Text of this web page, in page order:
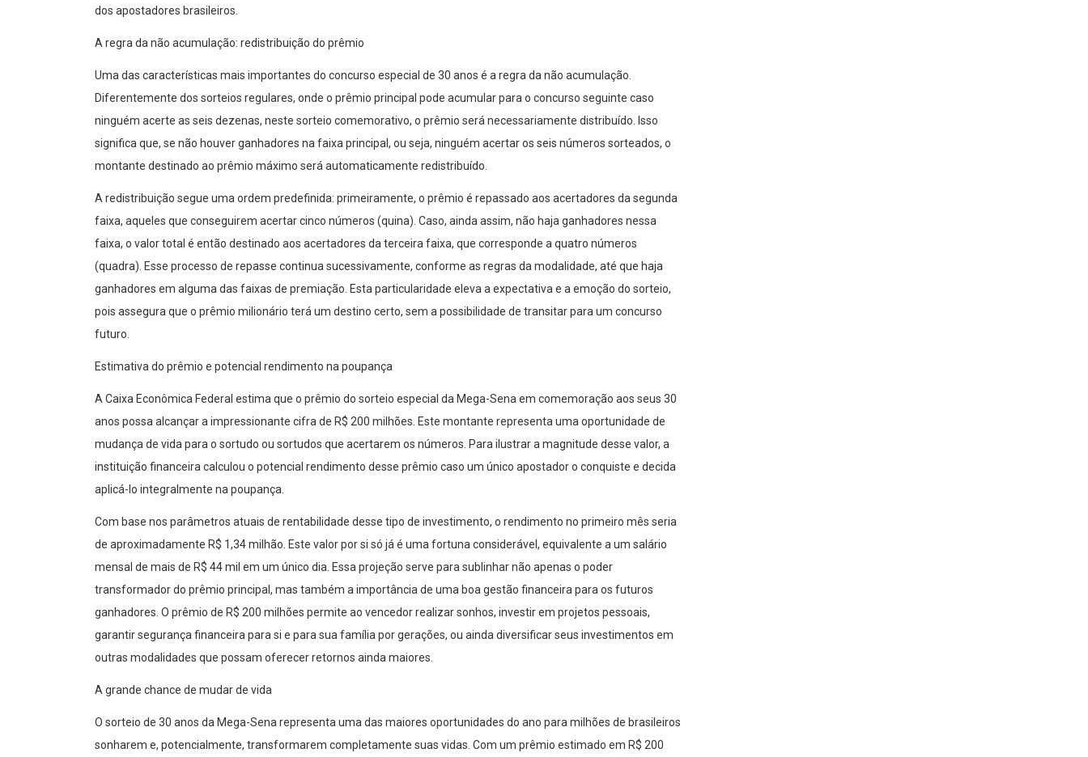
dos apostadores brasileiros.
A regra da não acumulação: redistribuição do prêmio
Uma das características mais importantes do concurso especial de 30 anos é a regra da não acumulação.
Diferentemente dos sorteios regulares, onde o prêmio principal pode acumular para o concurso seguinte caso
ninguém acerte as seis dezenas, neste sorteio comemorativo, o prêmio será necessariamente distribuído. Isso
significa que, se não houver ganhadores na faixa principal, ou seja, ninguém acertar os seis números sorteados, o
montante destinado ao prêmio máximo será automaticamente redistribuído.
A redistribuição segue uma ordem predefinida: primeiramente, o prêmio é repassado aos acertadores da segunda
faixa, aqueles que conseguirem acertar cinco números (quina). Caso, ainda assim, não haja ganhadores nessa
faixa, o valor total é então destinado aos acertadores da terceira faixa, que corresponde a quatro números
(quadra). Esse processo de repasse continua sucessivamente, conforme as regras da modalidade, até que haja
ganhadores em alguma das faixas de premiação. Esta particularidade eleva a expectativa e a emoção do sorteio,
pois assegura que o prêmio milionário terá um destino certo, sem a possibilidade de transitar para um concurso
futuro.
Estimativa do prêmio e potencial rendimento na poupança
A Caixa Econômica Federal estima que o prêmio do sorteio especial da Mega-Sena em comemoração aos seus 30
anos possa alcançar a impressionante cifra de R$ 200 milhões. Este montante representa uma oportunidade de
mudança de vida para o sortudo ou sortudos que acertarem os números. Para ilustrar a magnitude desse valor, a
instituição financeira calculou o potencial rendimento desse prêmio caso um único apostador o conquiste e decida
aplicá-lo integralmente na poupança.
Com base nos parâmetros atuais de rentabilidade desse tipo de investimento, o rendimento no primeiro mês seria
de aproximadamente R$ 1,34 milhão. Este valor por si só já é uma fortuna considerável, equivalente a um salário
mensal de mais de R$ 44 mil em um único dia. Essa projeção serve para sublinhar não apenas o poder
transformador do prêmio principal, mas também a importância de uma boa gestão financeira para os futuros
ganhadores. O prêmio de R$ 200 milhões permite ao vencedor realizar sonhos, investir em projetos pessoais,
garantir segurança financeira para si e para sua família por gerações, ou ainda diversificar seus investimentos em
outras modalidades que possam oferecer retornos ainda maiores.
A grande chance de mudar de vida
O sorteio de 30 anos da Mega-Sena representa uma das maiores oportunidades do ano para milhões de brasileiros
sonharem e, potencialmente, transformarem completamente suas vidas. Com um prêmio estimado em R$ 200